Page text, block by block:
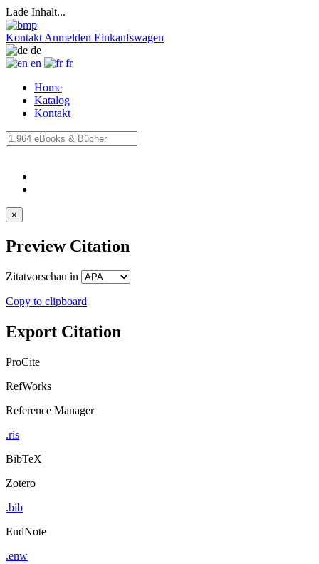
Lade Inhalt...
Kontakt Anmelden Einkaufswagen
de
en
fr
Home
Katalog
Kontakt
×
Preview Citation
Zitatvorschau in
Copy to clipboard
Export Citation
ProCite
RefWorks
Reference Manager
.ris
BibTeX
Zotero
.bib
EndNote
.enw